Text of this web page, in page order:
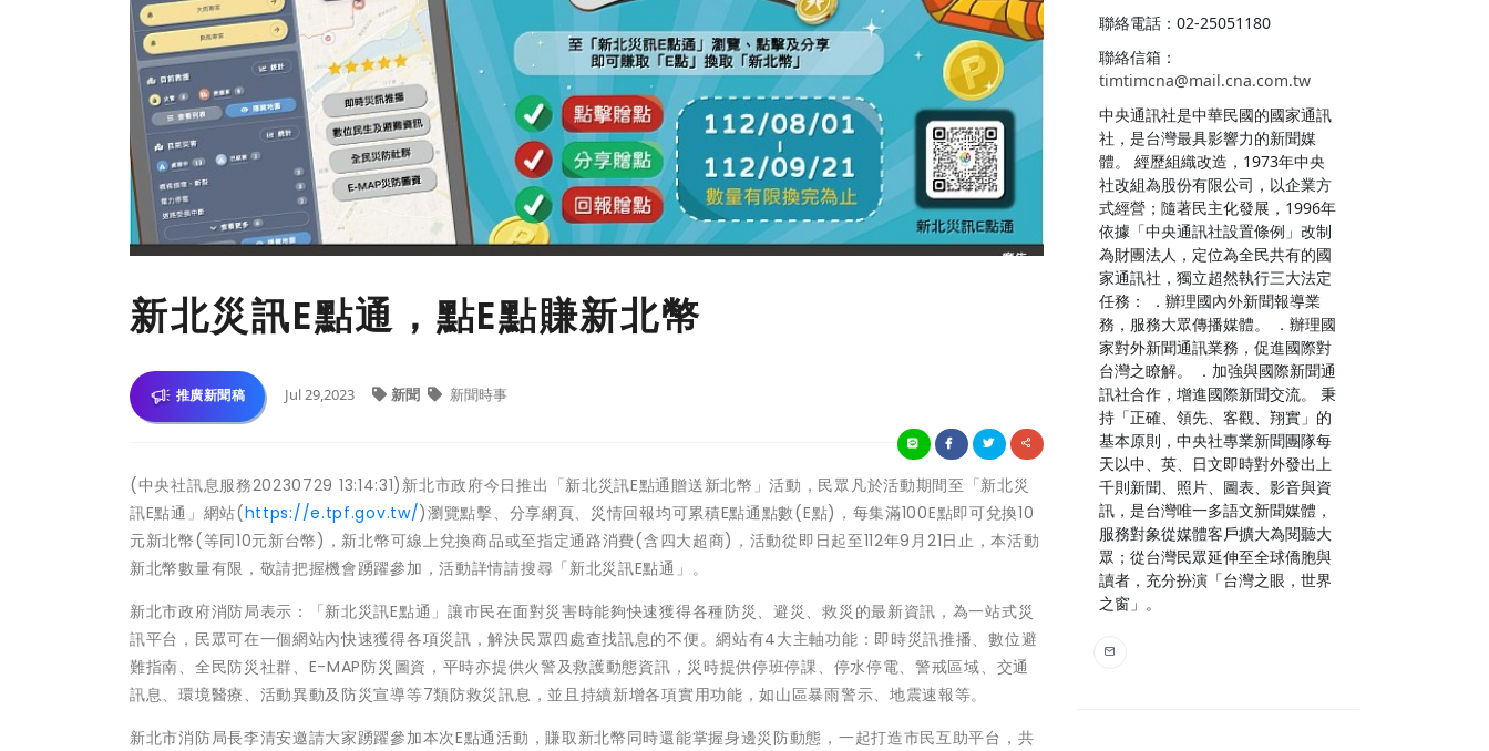
新北災訊E點通，點E點賺新北幣
推廣新聞稿 Jul 29,2023 新聞 新聞時事
(中央社訊息服務20230729 13:14:31)新北市政府今日推出「新北災訊E點通贈送新北幣」活動，民眾凡於活動期間至「新北災
訊E點通」網站(https://e.tpf.gov.tw/)瀏覽點擊、分享網頁、災情回報均可累積E點通點數(E點)，每集滿100E點即可兌換10
元新北幣(等同10元新台幣)，新北幣可線上兌換商品或至指定通路消費(含四大超商)，活動從即日起至112年9月21日止，本活動
新北幣數量有限，敬請把握機會踴躍參加，活動詳情請搜尋「新北災訊E點通」。
新北市政府消防局表示：「新北災訊E點通」讓市民在面對災害時能夠快速獲得各種防災、避災、救災的最新資訊，為一站式災
訊平台，民眾可在一個網站內快速獲得各項災訊，解決民眾四處查找訊息的不便。網站有4大主軸功能：即時災訊推播、數位避
難指南、全民防災社群、E-MAP防災圖資，平時亦提供火警及救護動態資訊，災時提供停班停課、停水停電、警戒區域、交通
訊息、環境醫療、活動異動及防災宣導等7類防救災訊息，並且持續新增各項實用功能，如山區暴雨警示、地震速報等。
新北市消防局長李清安邀請大家踴躍參加本次E點通活動，賺取新北幣同時還能掌握身邊災防動態，一起打造市民互助平台，共
聯絡電話：02-25051180
聯絡信箱：
timtimcna@mail.cna.com.tw
中央通訊社是中華民國的國家通訊
社，是台灣最具影響力的新聞媒
體。 經歷組織改造，1973年中央
社改組為股份有限公司，以企業方
式經營；隨著民主化發展，1996年
依據「中央通訊社設置條例」改制
為財團法人，定位為全民共有的國
家通訊社，獨立超然執行三大法定
任務： ．辦理國內外新聞報導業
務，服務大眾傳播媒體。 ．辦理國
家對外新聞通訊業務，促進國際對
台灣之瞭解。 ．加強與國際新聞通
訊社合作，增進國際新聞交流。 秉
持「正確、領先、客觀、翔實」的
基本原則，中央社專業新聞團隊每
天以中、英、日文即時對外發出上
千則新聞、照片、圖表、影音與資
訊，是台灣唯一多語文新聞媒體，
服務對象從媒體客戶擴大為閱聽大
眾；從台灣民眾延伸至全球僑胞與
讀者，充分扮演「台灣之眼，世界
之窗」。